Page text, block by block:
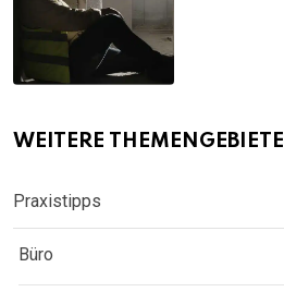
WEITERE THEMENGEBIETE
Praxistipps
Büro